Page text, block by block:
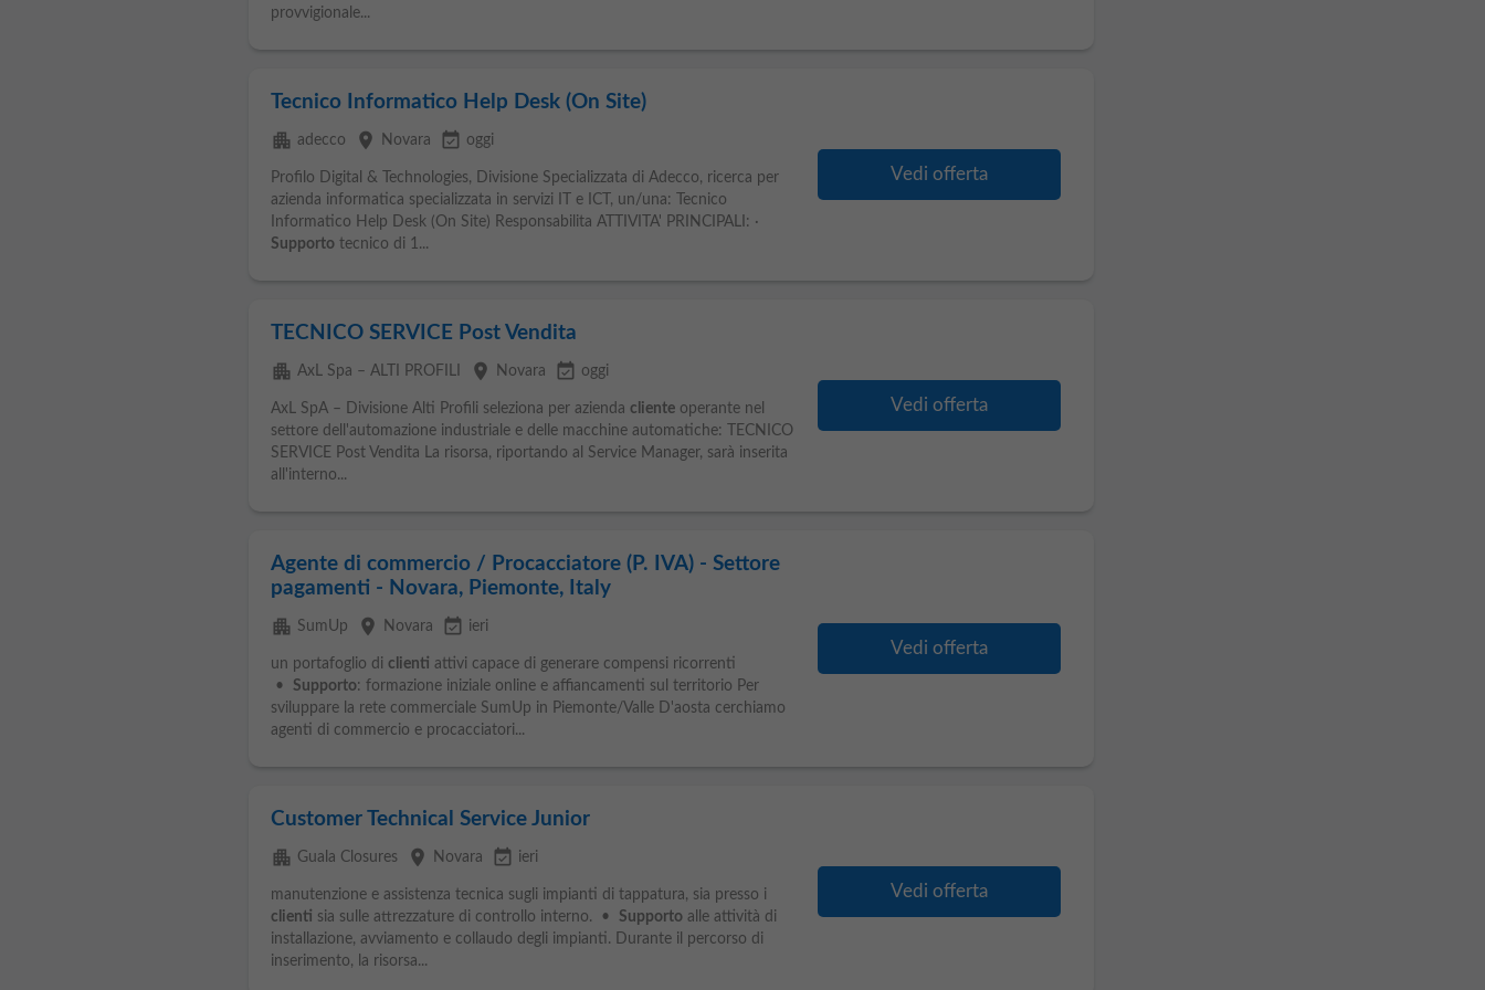
provvigionale...
Tecnico Informatico Help Desk (On Site)
apartment adecco place Novara event_available oggi
Profilo Digital & Technologies, Divisione Specializzata di Adecco, ricerca per
azienda informatica specializzata in servizi IT e ICT, un/una: Tecnico
Informatico Help Desk (On Site) Responsabilita ATTIVITA' PRINCIPALI: ·
Supportotecnico di 1...
Vedi offerta
TECNICO SERVICE Post Vendita
apartment AxL Spa – ALTI PROFILI place Novara event_available oggi
AxL SpA – Divisione Alti Profili seleziona per azienda clienteoperante nel
settore dell'automazione industriale e delle macchine automatiche: TECNICO
SERVICE Post Vendita La risorsa, riportando al Service Manager, sarà inserita
all'interno...
Vedi offerta
Agente di commercio / Procacciatore (P. IVA) - Settore
pagamenti - Novara, Piemonte, Italy
apartment SumUp place Novara event_available ieri
un portafoglio di clienti attivi capace di generare compensi ricorrenti
•
Supporto: formazione iniziale online e affiancamenti sul territorio Per
sviluppare la rete commerciale SumUp in Piemonte/Valle D'aosta cerchiamo
agenti di commercio e procacciatori...
Vedi offerta
Customer Technical Service Junior
apartment Guala Closures place Novara event_available ieri
manutenzione e assistenza tecnica sugli impianti di tappatura, sia presso i
clienti sia sulle attrezzature di controllo interno. • Supportoalle attività di
installazione, avviamento e collaudo degli impianti. Durante il percorso di
inserimento, la risorsa...
Vedi offerta